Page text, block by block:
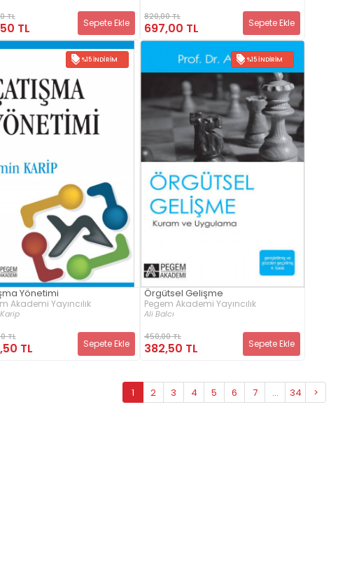
TL
TL Sepete Ekle
820,00 TL
697,00 TL Sepete Ekle
%15 İNDIRIM
Yönetimi
Akademi Yayıncılık
TL
TL Sepete Ekle
%15 İNDIRIM
Örgütsel Gelişme
Pegem Akademi Yayıncılık
Ali Balcı
450,00 TL
382,50 TL Sepete Ekle
1 2 3 4 5 6 7 ... 34 >